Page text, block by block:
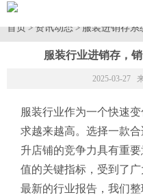
首页>资讯动态>服装进销存系
服装行业进销存，
2025-03-27
服装行业作为一个快速
求越来越高。选择一款
升店铺的竞争力具有重
值的关键指标，受到了
最新的行业报告，我们